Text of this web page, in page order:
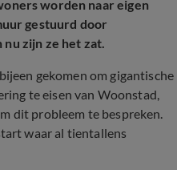
worden naar eigen
gestuurd door
zijn ze het zat.
gekomen om gigantische
te eisen van Woonstad,
dit probleem te bespreken.
waar al tientallens